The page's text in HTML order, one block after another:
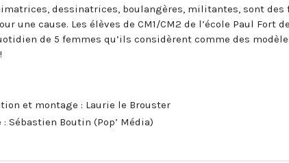
dessinatrices, boulangères, militantes, sont
une cause. Les élèves de CM1/CM2 de l’école Paul Fort
de 5 femmes qu’ils considèrent comme des
et montage : Laurie le Brouster
: Sébastien Boutin (Pop’ Média)